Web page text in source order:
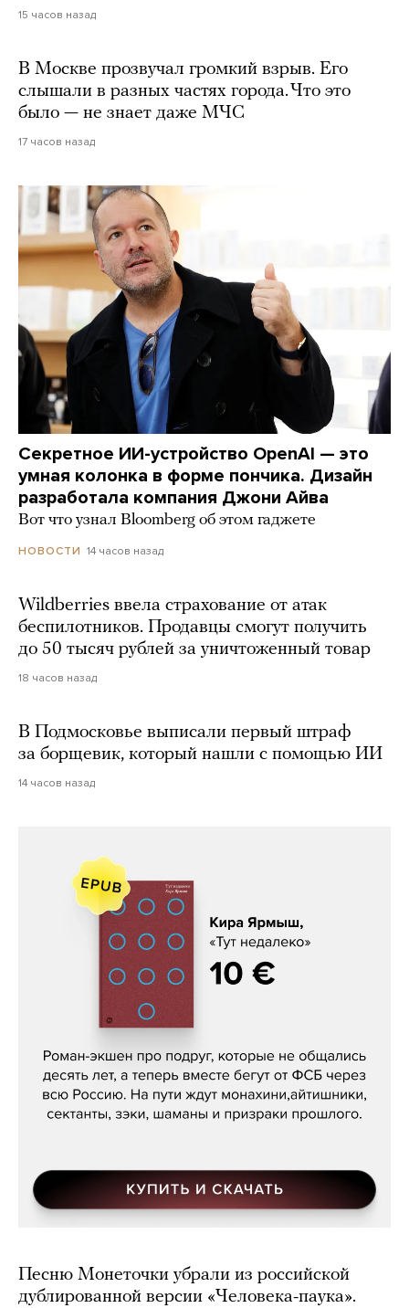
15 часов назад
В Москве прозвучал громкий взрыв. Его
слышали в разных частях города. Что это
было — не знает даже МЧС
17 часов назад
Секретное ИИ-устройство OpenAI — это
умная колонка в форме пончика. Дизайн
разработала компания Джони Айва
Вот что узнал Bloomberg об этом гаджете
НОВОСТИ 14 часов назад
Wildberries ввела страхование от атак
беспилотников. Продавцы смогут получить
до 50 тысяч рублей за уничтоженный товар
18 часов назад
В Подмосковье выписали первый штраф
за борщевик, который нашли с помощью ИИ
14 часов назад
Кира Ярмыш, «Тут недалеко»
Песню Монеточки убрали из российской
дублированной версии «Человека-паука».